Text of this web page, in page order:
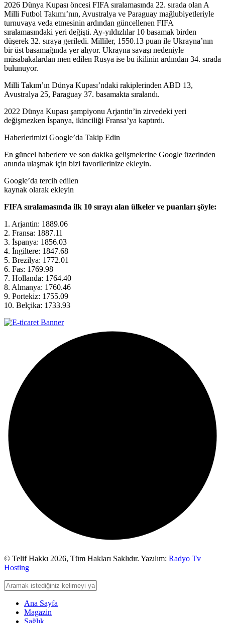
2026 Dünya Kupası öncesi FIFA sıralamasında 22. sırada olan A
Milli Futbol Takımı’nın, Avustralya ve Paraguay mağlubiyetleriyle
turnuvaya veda etmesinin ardından güncellenen FIFA
sıralamasındaki yeri değişti. Ay-yıldızlılar 10 basamak birden
düşerek 32. sıraya geriledi. Milliler, 1550.13 puan ile Ukrayna’nın
bir üst basamağında yer alıyor. Ukrayna savaşı nedeniyle
müsabakalardan men edilen Rusya ise bu ikilinin ardından 34. sırada
bulunuyor.
Milli Takım’ın Dünya Kupası’ndaki rakiplerinden ABD 13,
Avustralya 25, Paraguay 37. basamakta sıralandı.
2022 Dünya Kupası şampiyonu Arjantin’in zirvedeki yeri
değişmezken İspanya, ikinciliği Fransa’ya kaptırdı.
Haberlerimizi Google’da Takip Edin
En güncel haberlere ve son dakika gelişmelerine Google üzerinden
anında ulaşmak için bizi favorilerinize ekleyin.
Google’da tercih edilen
kaynak olarak ekleyin
FIFA sıralamasında ilk 10 sırayı alan ülkeler ve puanları şöyle:
1. Arjantin: 1889.06
2. Fransa: 1887.11
3. İspanya: 1856.03
4. İngiltere: 1847.68
5. Brezilya: 1772.01
6. Fas: 1769.98
7. Hollanda: 1764.40
8. Almanya: 1760.46
9. Portekiz: 1755.09
10. Belçika: 1733.93
© Telif Hakkı 2026, Tüm Hakları Saklıdır. Yazılım: Radyo Tv
Hosting
Ana Sayfa
Magazin